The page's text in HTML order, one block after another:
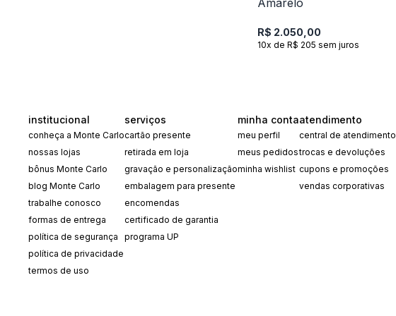
R$ 2.050,00
10x de R$ 205 sem juros
institucional
conheça a Monte Carlo
nossas lojas
bônus Monte Carlo
blog Monte Carlo
trabalhe conosco
formas de entrega
política de segurança
política de privacidade
termos de uso
serviços
cartão presente
retirada em loja
gravação e personalização
embalagem para presente
encomendas
certificado de garantia
programa UP
minha conta
meu perfil
meus pedidos
minha wishlist
atendimento
central de atendimento
trocas e devoluções
cupons e promoções
vendas corporativas